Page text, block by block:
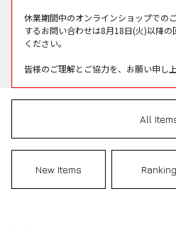
休業期間中のオンラインショップでの
するお問い合わせは8月18日(火)以降
ください。
皆様のご理解とご協力を、お願い申し上
All
New Items Ranking